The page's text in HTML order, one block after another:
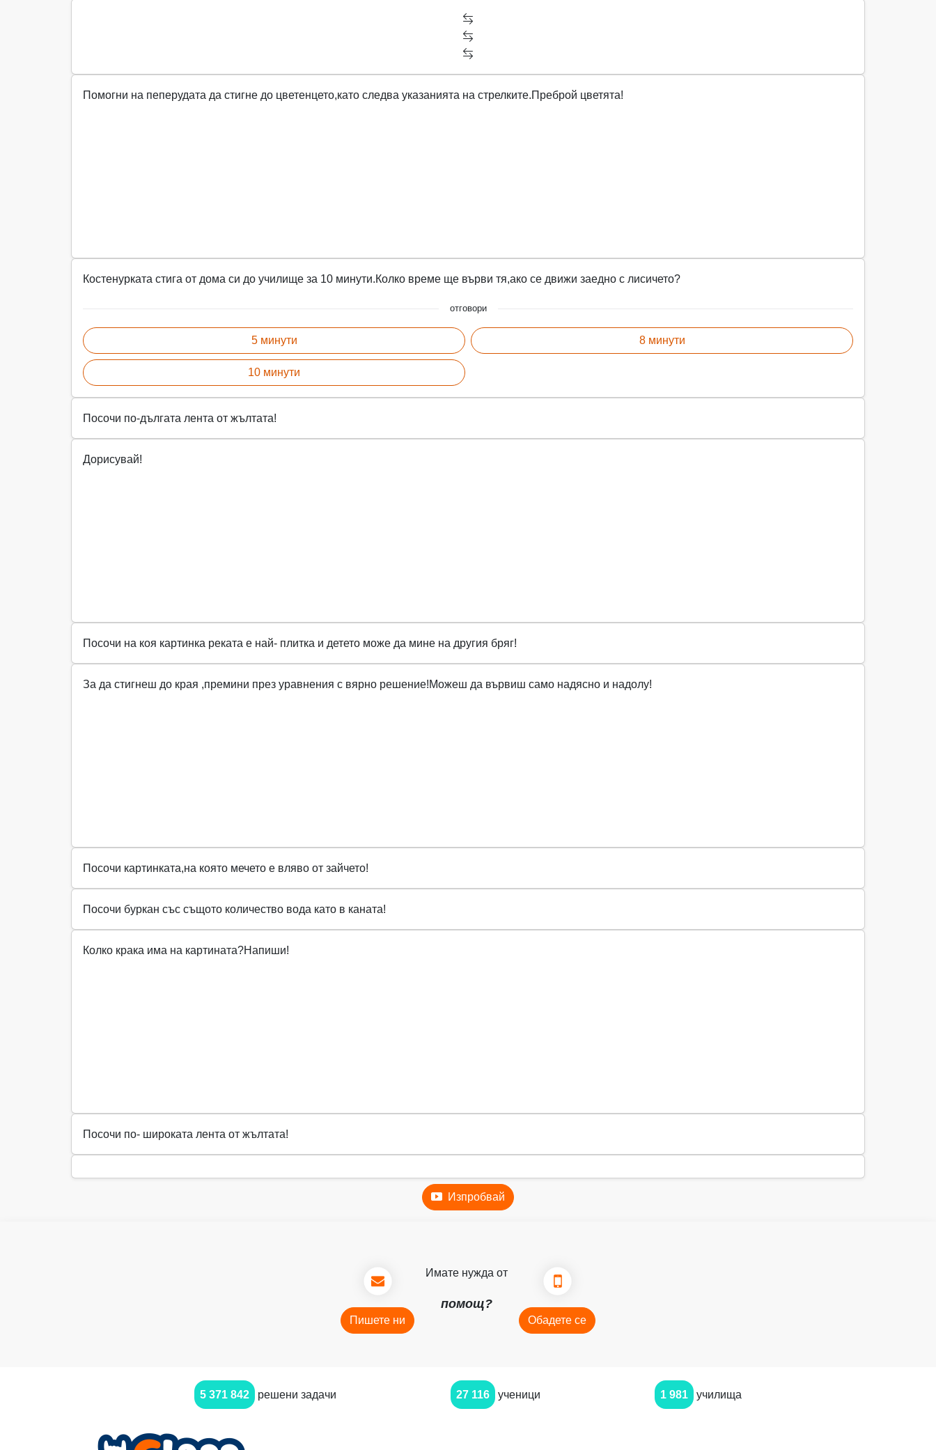
Помогни на пеперудата да стигне до цветенцето,като следва указанията на стрелките.Преброй цветята!
Костенурката стига от дома си до училище за 10 минути.Колко време ще върви тя,ако се движи заедно с лисичето?
отговори
5 минути
10 минути
8 минути
Посочи по-дългата лента от жълтата!
Дорисувай!
Посочи на коя картинка реката е най- плитка и детето може да мине на другия бряг!
За да стигнеш до края ,премини през уравнения с вярно решение!Можеш да вървиш само надясно и надолу!
Посочи картинката,на която мечето е вляво от зайчето!
Посочи буркан със същото количество вода като в каната!
Колко крака има на картината?Напиши!
Посочи по- широката лента от жълтата!
Изпробвай
Пишете ни
Имате нужда от
помощ?
Обадете се
5 371 842 решени задачи 27 116 ученици 1 981 училища